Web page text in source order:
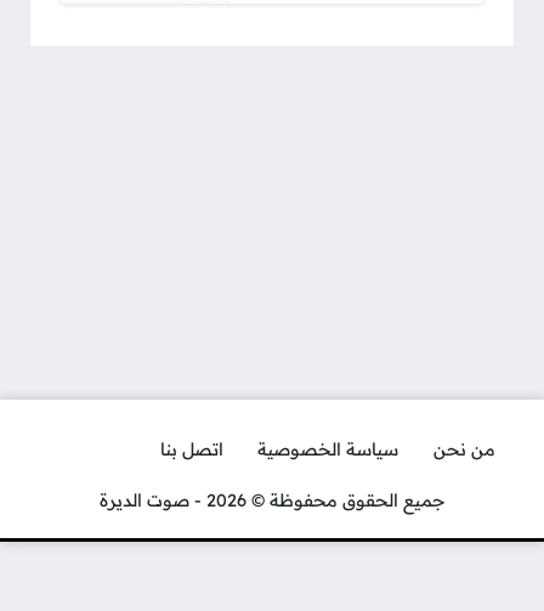
من نحن سياسة الخصوصية اتصل بنا
جميع الحقوق محفوظة © 2026 - صوت الديرة